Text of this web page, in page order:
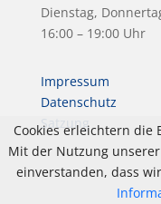
Dienstag,
16:00 – 19:00 Uhr
Impressum
Datenschutz
Satzung
Cookies erleichtern die
Mit der Nutzung
einverstanden, dass